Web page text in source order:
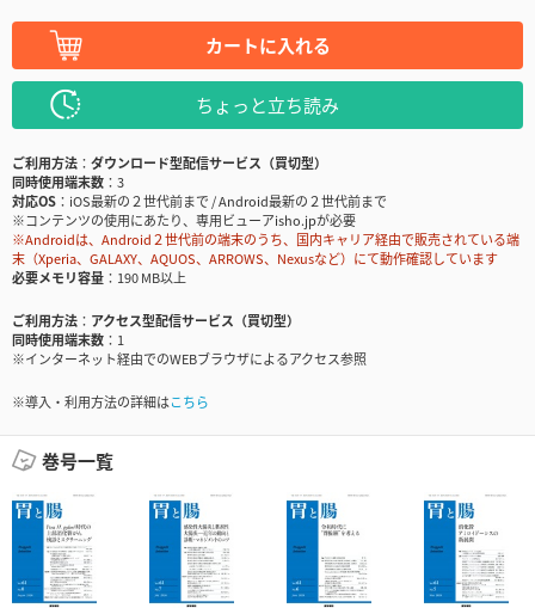
カートに入れる
ちょっと立ち読み
ご利用方法
ダウンロード型配信サービス（買切型）
同時使用端末数
3
対応OS
iOS最新の２世代前まで / Android最新の２世代前まで
※コンテンツの使用にあたり、専用ビューアisho.jpが必要
※Androidは、Android２世代前の端末のうち、国内キャリア経由で販売されている端
末（Xperia、GALAXY、AQUOS、ARROWS、Nexusなど）にて動作確認しています
必要メモリ容量
190 MB以上
ご利用方法
アクセス型配信サービス（買切型）
同時使用端末数
1
※インターネット経由でのWEBブラウザによるアクセス参照
※導入・利用方法の詳細はこちら
巻号一覧